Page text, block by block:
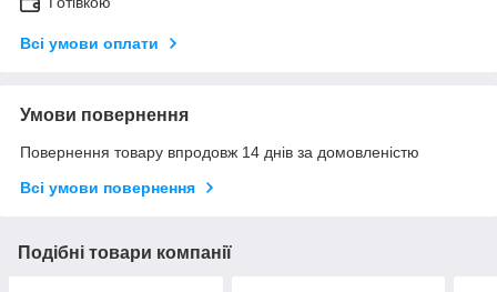
Всі умови оплати
Умови повернення
Повернення товару впродовж 14 днів за домовленістю
Всі умови повернення
Подібні товари компанії